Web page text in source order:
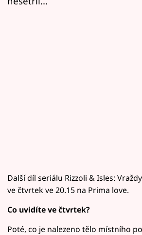
Další díl seriálu Rizzoli & Isles:
ve čtvrtek ve 20.15 na Prima love.
Co uvidíte ve čtvrtek?
Poté, co je nalezeno tělo místního